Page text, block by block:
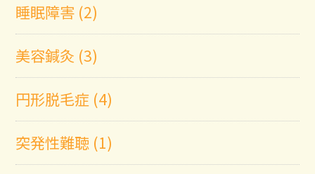
睡眠障害 (2)
美容鍼灸 (3)
円形脱毛症 (4)
突発性難聴 (1)